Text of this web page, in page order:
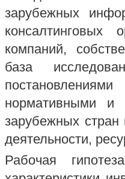
зарубежных
консалтинговых
компаний,
база
нормативными и
зарубежных
деятельности,
Рабочая